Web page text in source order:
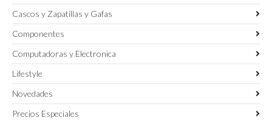
Cascos y Zapatillas y Gafas
Componentes
Computadoras y Electronica
Lifestyle
Novedades
Precios Especiales